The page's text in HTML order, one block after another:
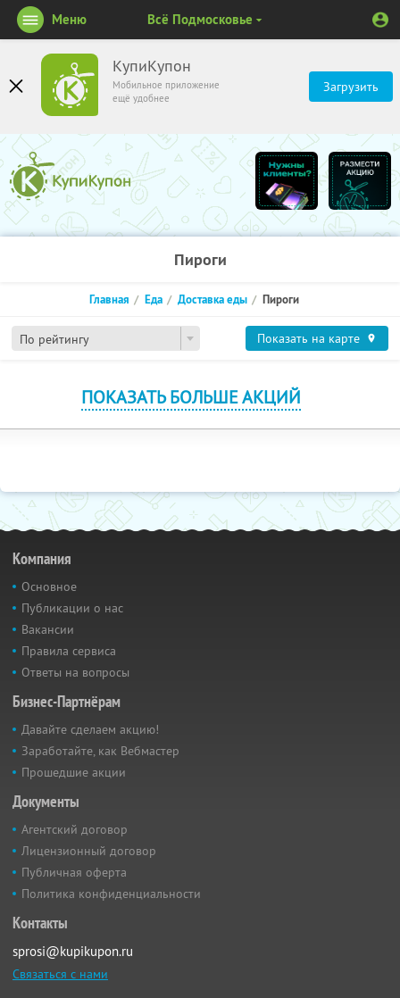
КупиКупон
Мобильное приложение
ещё удобнее
Загрузить
Меню Всё Подмосковье
Пироги
По рейтингу
Главная Еда Доставка еды Пироги
Показать на карте
ПОКАЗАТЬ БОЛЬШЕ АКЦИЙ
Компания
Основное
Публикации о нас
Вакансии
Правила сервиса
Ответы на вопросы
Бизнес-Партнёрам
Давайте сделаем акцию!
Заработайте, как Вебмастер
Прошедшие акции
Документы
Агентский договор
Лицензионный договор
Публичная оферта
Политика конфиденциальности
Контакты
sprosi@kupikupon.ru
Связаться с нами